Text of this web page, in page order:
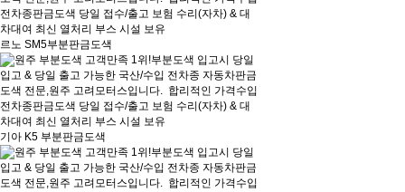
르노 SM5부분판금도색
기아 K5 부분판금도색